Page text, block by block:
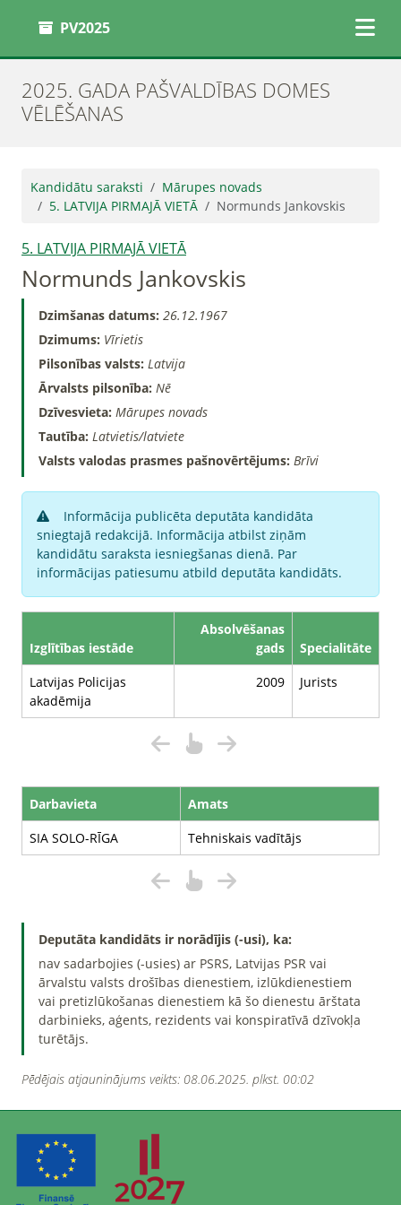
PV2025
2025. GADA PAŠVALDĪBAS DOMES
VĒLĒŠANAS
Kandidātu saraksti
Mārupes novads
5. LATVIJA PIRMAJĀ VIETĀ
Normunds Jankovskis
5. LATVIJA PIRMAJĀ VIETĀ
Normunds Jankovskis
Dzimšanas datums: 26.12.1967
Dzimums: Vīrietis
Pilsonības valsts: Latvija
Ārvalsts pilsonība: Nē
Dzīvesvieta: Mārupes novads
Tautība: Latvietis/latviete
Valsts valodas prasmes pašnovērtējums: Brīvi
Informācija publicēta deputāta kandidāta
sniegtajā redakcijā. Informācija atbilst ziņām
kandidātu saraksta iesniegšanas dienā. Par
informācijas patiesumu atbild deputāta kandidāts.
Izglītības iestāde
Absolvēšanas
gads
Specialitāte
Latvijas Policijas
akadēmija
2009 Jurists
Darbavieta
Amats
SIA SOLO-RĪGA
Tehniskais vadītājs
Deputāta kandidāts ir norādījis (-usi), ka:
nav sadarbojies (-usies) ar PSRS, Latvijas PSR vai
ārvalstu valsts drošības dienestiem, izlūkdienestiem
vai pretizlūkošanas dienestiem kā šo dienestu ārštata
darbinieks, aģents, rezidents vai konspiratīvā dzīvokļa
turētājs.
Pēdējais atjauninājums veikts: 08.06.2025. plkst. 00:02